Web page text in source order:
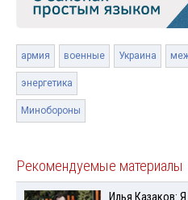
армия военные Украина
энергетика
Минобороны
Рекомендуемые материалы